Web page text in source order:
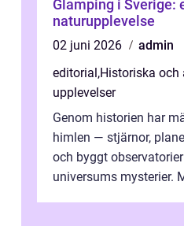
Glamping i Sverige:
naturupplevelse
02 juni 2026
admin
editorial,Historiska och
upplevelser
Genom historien har
himlen — stjärnor,
och byggt
universums mysterier.